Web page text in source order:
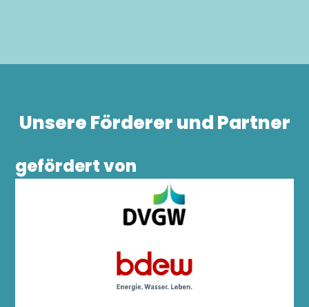
Unsere Förderer und Partner
gefördert von